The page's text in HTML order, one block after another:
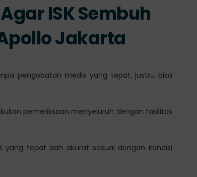
ISK Sembuh
Jakarta
pengobatan medis yang tepat, justru bisa
pemeriksaan menyeluruh dengan fasilitas
yang tepat dan akurat sesuai dengan kondisi